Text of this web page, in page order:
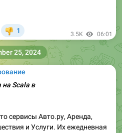
1 3.5K 06:01
на Scala в
сервисы Авто.ру, Аренда,
и Услуги. Их ежедневная
25, 2024